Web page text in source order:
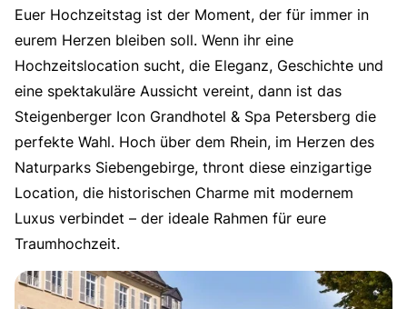
Euer Hochzeitstag ist der Moment, der für immer in
Euer Hochzeitstag ist der Moment, der für immer in
eurem Herzen bleiben soll. Wenn ihr eine
Hochzeitslocation sucht, die Eleganz, Geschichte und
eine spektakuläre Aussicht vereint, dann ist das
Steigenberger Icon Grandhotel & Spa Petersberg die
perfekte Wahl. Hoch über dem Rhein, im Herzen des
Naturparks Siebengebirge, thront diese einzigartige
Location, die historischen Charme mit modernem
Luxus verbindet – der ideale Rahmen für eure
Traumhochzeit.